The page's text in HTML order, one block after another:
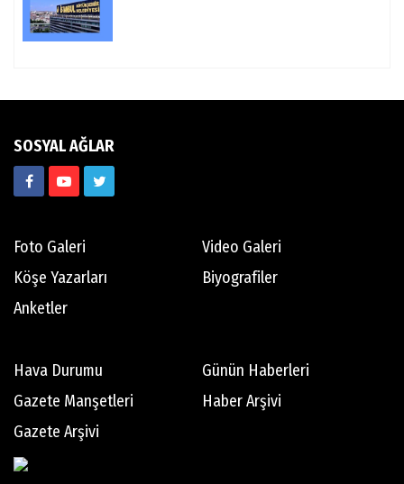
SOSYAL AĞLAR
Foto Galeri
Video Galeri
Köşe Yazarları
Biyografiler
Anketler
Hava Durumu
Günün Haberleri
Gazete Manşetleri
Haber Arşivi
Gazete Arşivi